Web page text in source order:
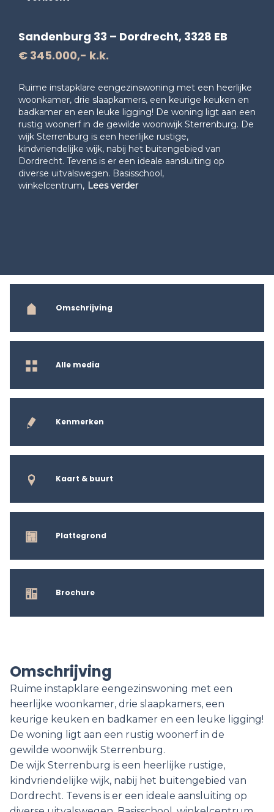
Sandenburg 33 – Dordrecht, 3328 EB
€ 345.000,- k.k.
Ruime instapklare eengezinswoning met een heerlijke
woonkamer, drie slaapkamers, een keurige keuken en
badkamer en een leuke ligging! De woning ligt aan een
rustig woonerf in de gewilde woonwijk Sterrenburg. De
wijk Sterrenburg is een heerlijke rustige,
kindvriendelijke wijk, nabij het buitengebied van
Dordrecht. Tevens is er een ideale aansluiting op
diverse uitvalswegen. Basisschool,
winkelcentrum, Lees verder
Omschrijving
Alle media
Kenmerken
Kaart & buurt
Plattegrond
Brochure
Omschrijving
Ruime instapklare eengezinswoning met een
heerlijke woonkamer, drie slaapkamers, een
keurige keuken en badkamer en een leuke ligging!
De woning ligt aan een rustig woonerf in de
gewilde woonwijk Sterrenburg.
De wijk Sterrenburg is een heerlijke rustige,
kindvriendelijke wijk, nabij het buitengebied van
Dordrecht. Tevens is er een ideale aansluiting op